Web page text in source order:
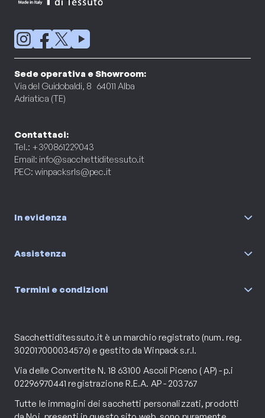
Sede operativa e Showroom:
Via del Guidobaldi, 8 64011 Alba
Adriatica (TE)
Contattaci:
Tel.: +390861229043
Email: info@sacchettiditessuto.it
PEC: winpacksrls@pec.it
In evidenza
Assistenza
Termini e condizioni
Sacchettiditessuto.it è un marchio registrato (num. reg.
302017000034576) e gestito da Winpack s.r.l.
Via delle Convertite N. 18 63100 Ascoli Piceno ( AP) - p.i
02296970441 registrazione R.E.A. AP - 203767
Tutte le immagini dei sacchetti personalizzati, prodotti